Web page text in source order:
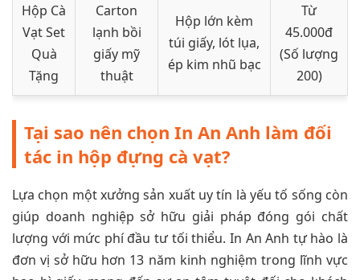
Hộp Cà
Vạt Set
Quà
Tặng
Carton
lạnh bồi
giấy mỹ
thuật
Hộp lớn kèm
túi giấy, lót lụa,
ép kim nhũ bạc
Từ
45.000đ
(Số lượng
200)
Tại sao nên chọn In An Anh làm đối
tác in hộp đựng cà vạt?
Lựa chọn một xưởng sản xuất uy tín là yếu tố sống còn
giúp doanh nghiệp sở hữu giải pháp đóng gói chất
lượng với mức phí đầu tư tối thiểu. In An Anh tự hào là
đơn vị sở hữu hơn 13 năm kinh nghiệm trong lĩnh vực